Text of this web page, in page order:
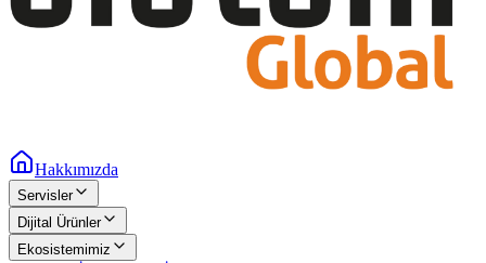
Hakkımızda
Servisler
Dijital Ürünler
Ekosistemimiz